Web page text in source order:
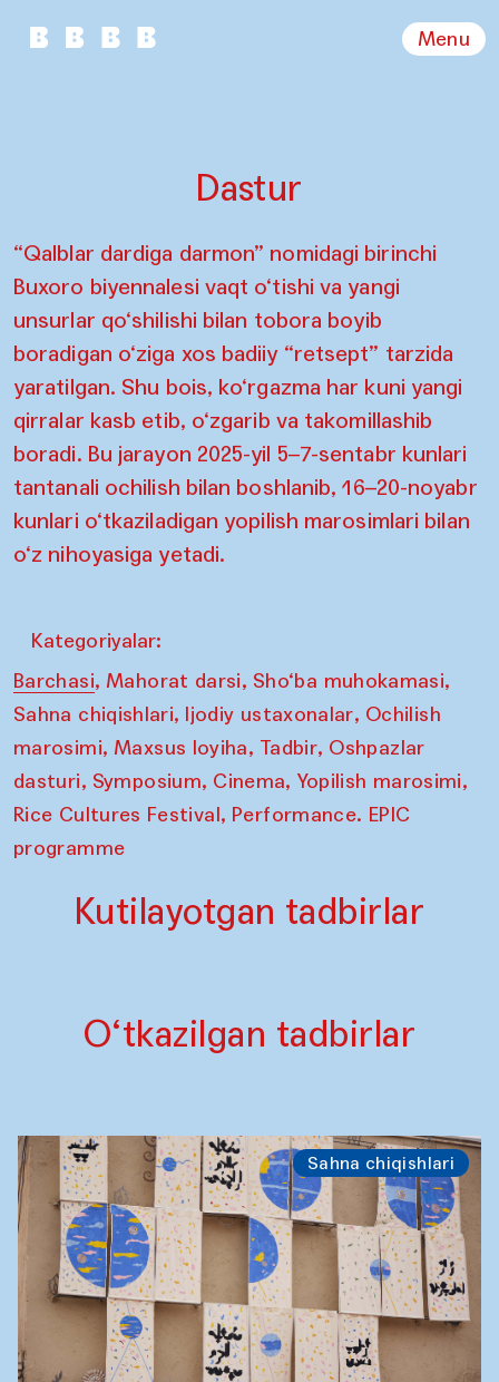
Menu
Dastur
“Qalblar dardiga darmon” nomidagi birinchi
Buxoro biyennalesi vaqt o‘tishi va yangi
unsurlar qo‘shilishi bilan tobora boyib
boradigan o‘ziga xos badiiy “retsept” tarzida
yaratilgan. Shu bois, ko‘rgazma har kuni yangi
qirralar kasb etib, o‘zgarib va takomillashib
boradi. Bu jarayon 2025-yil 5–7-sentabr kunlari
tantanali ochilish bilan boshlanib, 16–20-noyabr
kunlari o‘tkaziladigan yopilish marosimlari bilan
o‘z nihoyasiga yetadi.
Kategoriyalar:
Barchasi, Mahorat darsi, Sho‘ba muhokamasi,
Sahna chiqishlari, Ijodiy ustaxonalar, Ochilish
marosimi, Maxsus loyiha, Tadbir, Oshpazlar
dasturi, Symposium, Cinema, Yopilish marosimi,
Rice Cultures Festival, Performance. EPIC
programme
Kutilayotgan tadbirlar
O‘tkazilgan tadbirlar
Sahna chiqishlari